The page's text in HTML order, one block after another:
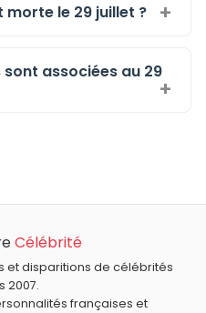
morte le 29 juillet ?
associées au 29
Célébrité
et disparitions de célébrités
2007.
françaises et